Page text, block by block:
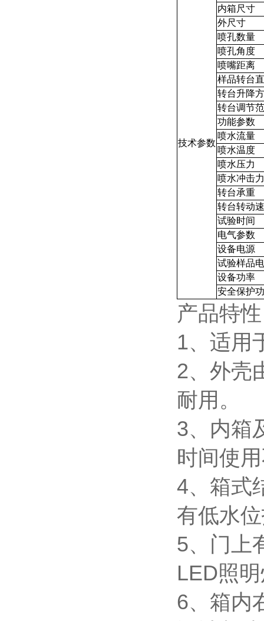
技术参数
内箱尺寸
外尺寸
喷孔数量
喷孔角度
喷嘴距离
样品转台
转台升降
转台调节
功能参数
喷水流量
喷水温度
喷水压力
喷水冲击力
转台承重
转台转动
试验时间
电气参数
设备电源
试验样品
设备功率
安全保护
产品特性
1、适用
2、外壳
耐用。
3、内箱
时间使
4、箱式
有低水
5、门上
LED照
6、箱内